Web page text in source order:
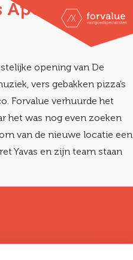
Apeldoorn is
opening van De
vers gebakken pizza’s
Forvalue verhuurde het
het was nog even zoeken
van de nieuwe locatie een
Yavas en zijn team staan